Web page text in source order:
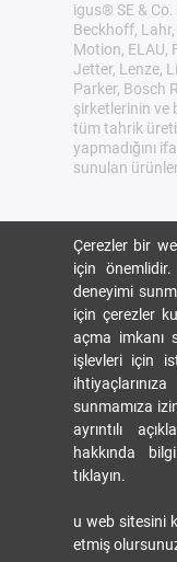
igus® SE & Co.
Beckhoff,
Motion, ELAU,
Jetter, Lenze,
Parker, Bosch
şirketlerinin ve
tüm tahrik
yapmadığını
sunulan
Çerezler bir
için
deneyimi
için çerezler
açma imkanı
işlevleri için
sunmamıza
ayrıntılı
hakkında
tıklayın.
u web sitesini
etmiş